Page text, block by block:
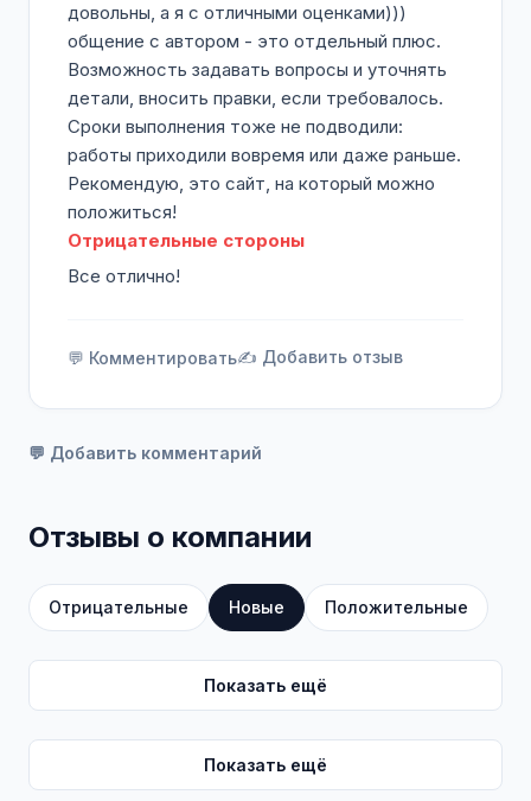
довольны, а я с отличными оценками)))
общение с автором - это отдельный плюс.
Возможность задавать вопросы и уточнять
детали, вносить правки, если требовалось.
Сроки выполнения тоже не подводили:
работы приходили вовремя или даже раньше.
Рекомендую, это сайт, на который можно
положиться!
Отрицательные стороны
Все отлично!
💬 Комментировать✍️ Добавить отзыв
💬 Добавить комментарий
Отзывы о компании
Отрицательные Новые Положительные
Показать ещё
Показать ещё